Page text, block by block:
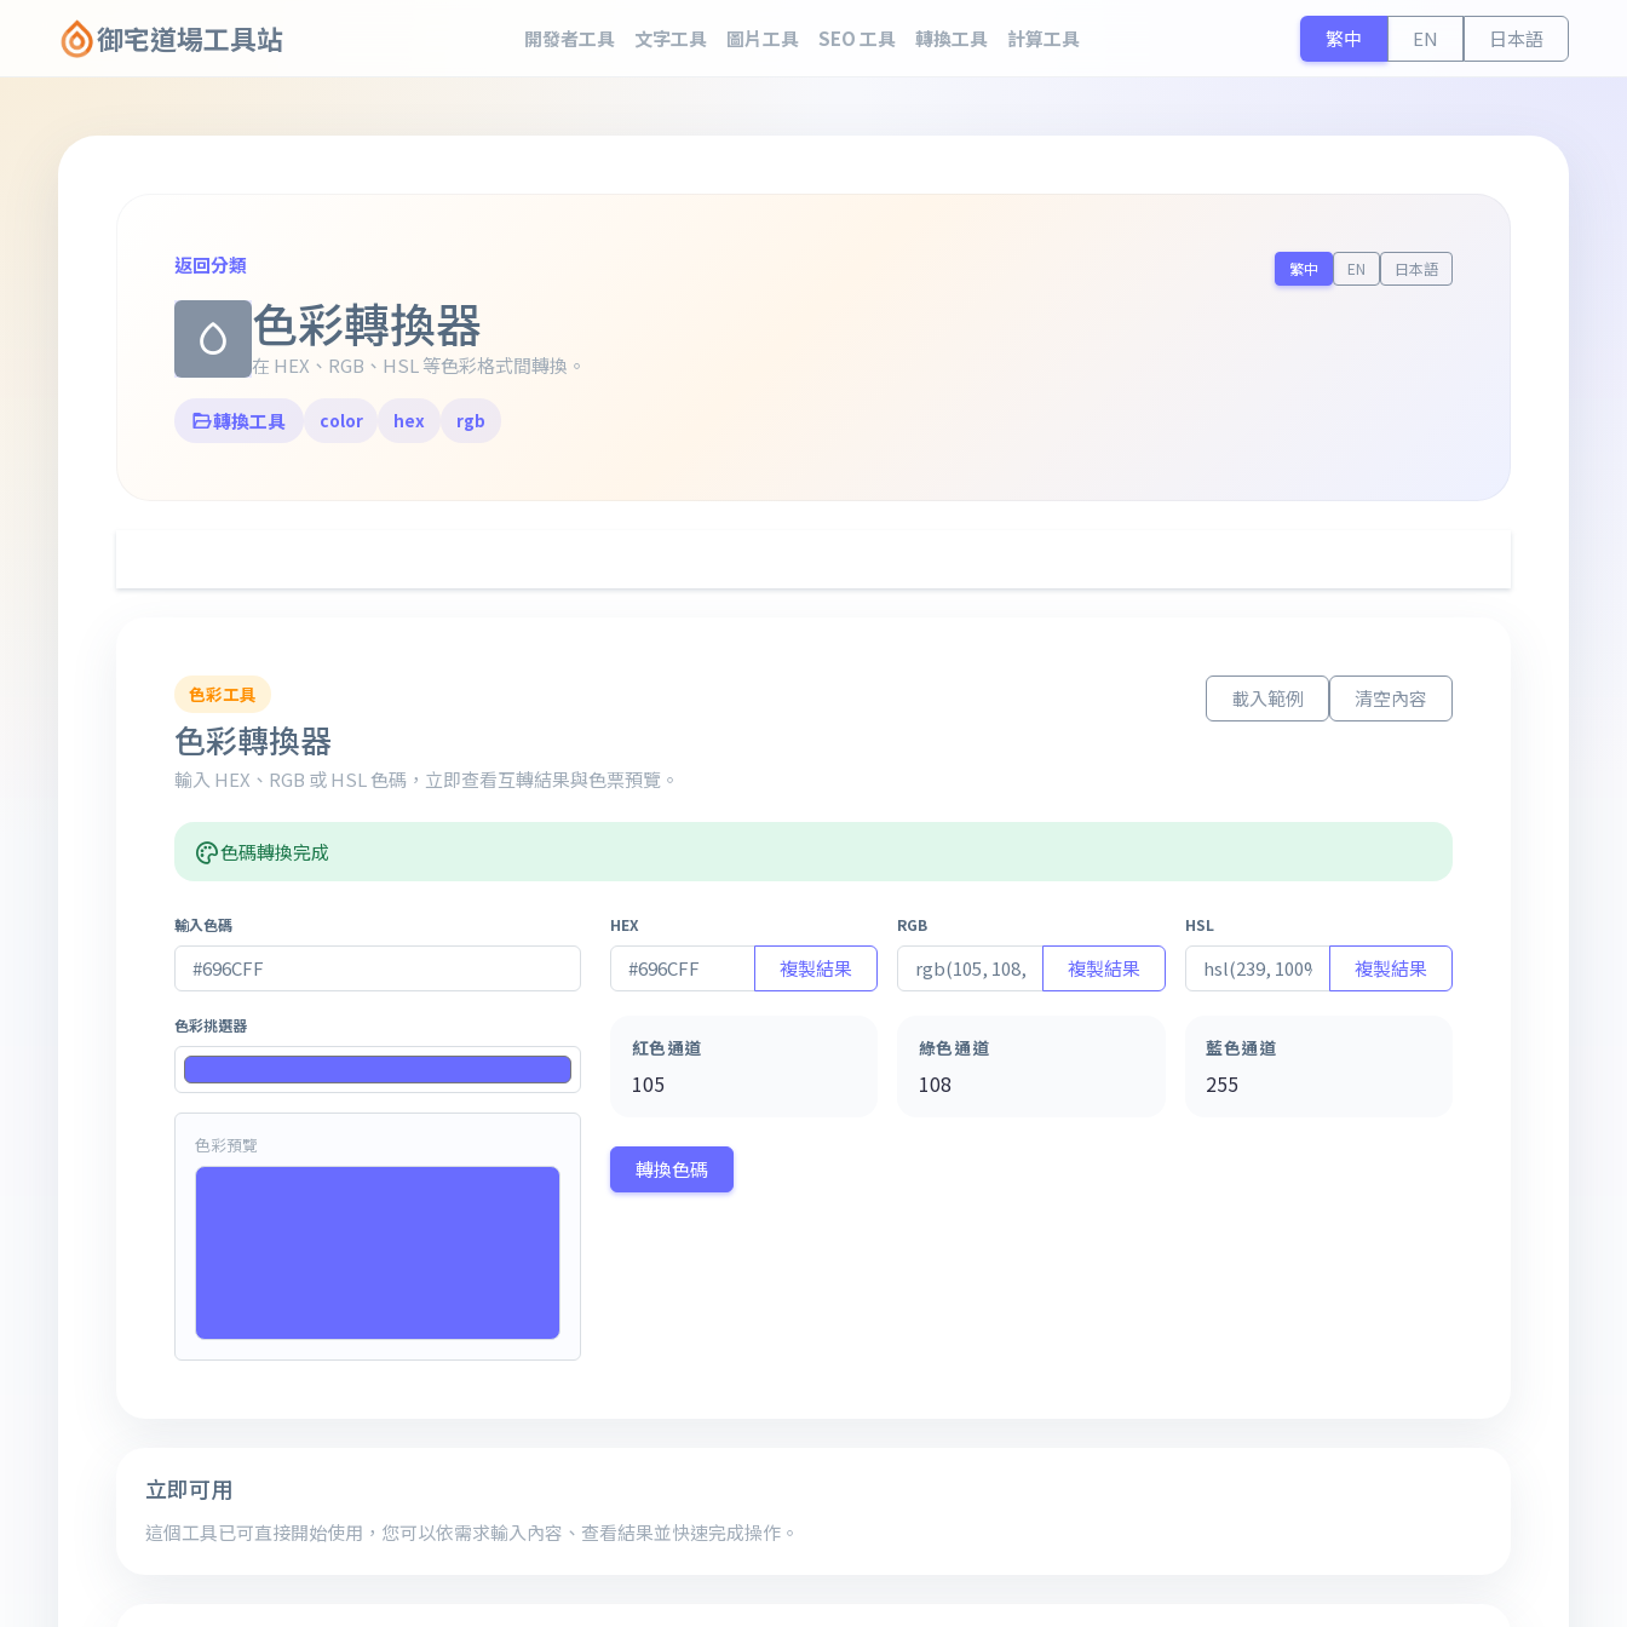
御宅道場工具站 開發者工具 文字工具 圖片工具 SEO 工具 轉換工具 計算工具 繁中 EN 日本語
返回分類
色彩轉換器
在 HEX、RGB、HSL 等色彩格式間轉換。
轉換工具 color hex rgb
繁中 EN 日本語
色彩工具
色彩轉換器
輸入 HEX、RGB 或 HSL 色碼，立即查看互轉結果與色票預覽。
載入範例 清空內容
色碼轉換完成
輸入色碼
色彩挑選器
色彩預覽
HEX
複製結果
RGB
複製結果
HSL
複製結果
紅色通道
105
綠色通道
108
藍色通道
255
轉換色碼
立即可用
這個工具已可直接開始使用，您可以依需求輸入內容、查看結果並快速完成操作。